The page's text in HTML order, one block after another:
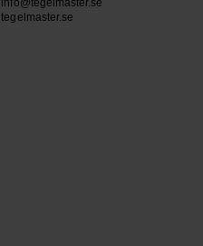
info@tegelmaster.se
tegelmaster.se